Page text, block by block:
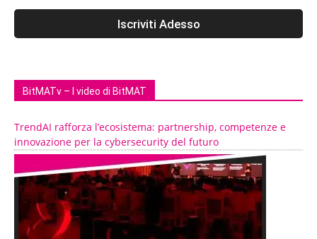
BitMATv – I video di BitMAT
TrendAI rafforza l’ecosistema: partnership, competenze e
innovazione per la cybersecurity del futuro